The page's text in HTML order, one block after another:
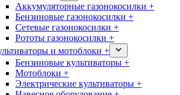
Аккумуляторные газонокосилки +
Бензиновые газонокосилки +
Сетевые газонокосилки +
Рототы газонокосилки +
и мотоблоки +
Бензиновые культиваторы +
Мотоблоки +
Электрические культиваторы +